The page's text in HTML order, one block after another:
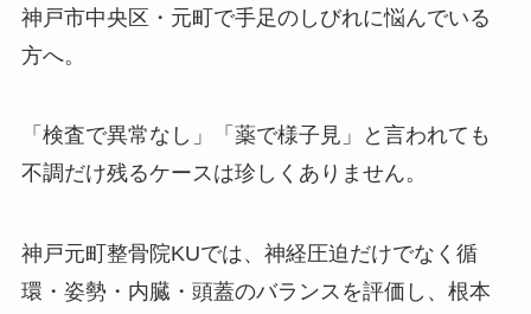
神戸市中央区・元町で手足のしびれに悩んでいる
方へ。
「検査で異常なし」「薬で様子見」と言われても
不調だけ残るケースは珍しくありません。
神戸元町整骨院KUでは、神経圧迫だけでなく循
環・姿勢・内臓・頭蓋のバランスを評価し、根本